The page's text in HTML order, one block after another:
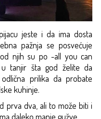
jeste i da ima dosta
pažnja se posvećuje
od njih su po -all you can
tanjir šta god želite da
prilika da probate
kuhinje.
prva dva, ali to može biti i
daleko manje gužve.